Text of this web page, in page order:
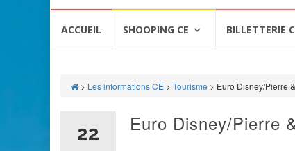
ACCUEIL SHOOPING CE BILLETTERIE
> Les informations CE > Tourisme > Euro Disney/Pierre
22 Euro Disney/Pierre